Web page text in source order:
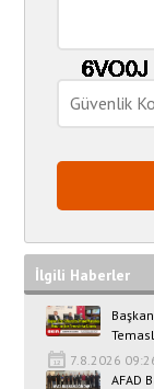
İlgili Haberler
7.8.2026
AFAD